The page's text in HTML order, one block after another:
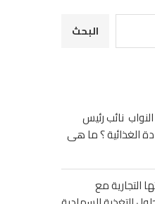
البحث
نائب رئيس
الغذائية ؟ ما هى
التجارية مع